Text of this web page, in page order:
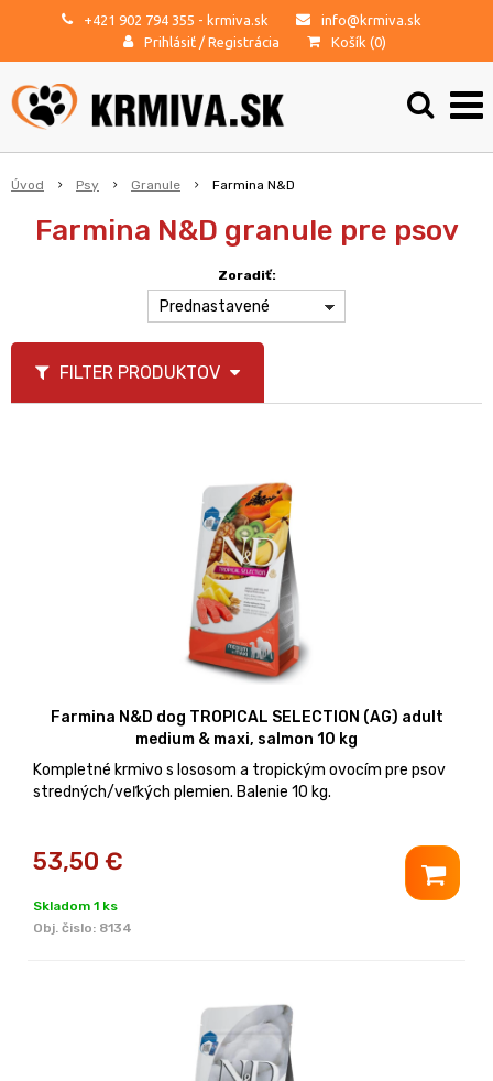
+421 902 794 355 - krmiva.sk
info@krmiva.sk
Prihlásiť / Registrácia Košík (0)
Úvod Psy Granule Farmina N&D
Farmina N&D granule pre psov
Zoradiť:
Prednastavené
FILTER PRODUKTOV
Farmina N&D dog TROPICAL SELECTION (AG) adult
medium & maxi, salmon 10 kg
Kompletné krmivo s lososom a tropickým ovocím pre psov
stredných/veľkých plemien. Balenie 10 kg.
53,50 €
Skladom 1 ks
Obj. čislo: 8134